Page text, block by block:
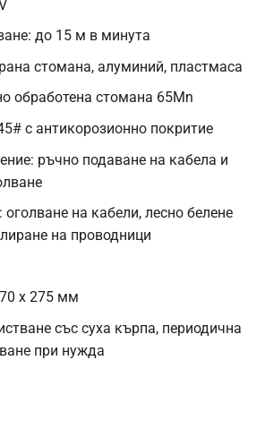
до 15 м в минута
стомана, алуминий, пластмаса
обработена стомана 65Mn
с антикорозионно покритие
ръчно подаване на кабела и
оголване на кабели, лесно белене
на проводници
х 275 мм
със суха кърпа, периодична
при нужда